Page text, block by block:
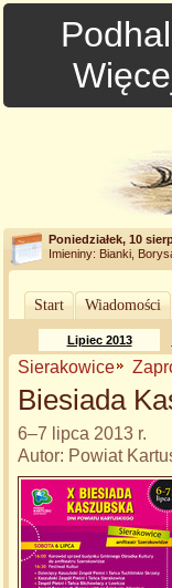
Poniedziałek, 10
Imieniny: Bianki,
Start Wiadomości
Lipiec 2013
Sierakowice
Biesiada
6–7 lipca 2013 r.
Autor: Powiat